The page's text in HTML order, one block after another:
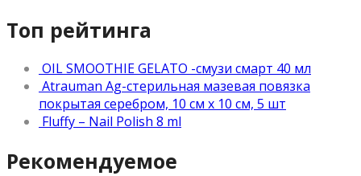
Топ рейтинга
OIL SMOOTHIE GELATO -смузи смарт 40 мл
Atrauman Ag-стерильная мазевая повязка
покрытая серебром, 10 см х 10 см, 5 шт
Fluffy – Nail Polish 8 ml
Рекомендуемое